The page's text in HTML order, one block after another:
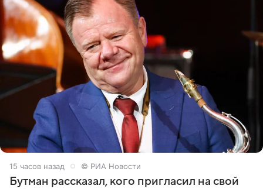
15 часов назад © РИА Новости
Бутман рассказал, кого пригласил на свой